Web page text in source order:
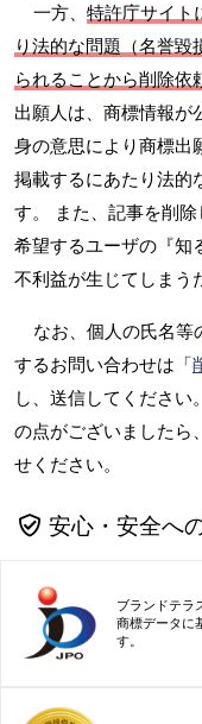
一方、 特許庁サイト
り法的な問題（名誉毀
られることから削除依
出願人は、商標情報が
身の意思により商標出
掲載するにあたり法的
す。 また、記事を削
希望するユーザの『知
不利益が生じてしまう
なお、個人の氏名等
するお問い合わせは「
し、送信してください
の点がございましたら
せください。
安心・安全へ
ブランドテラ
商標データに
す。